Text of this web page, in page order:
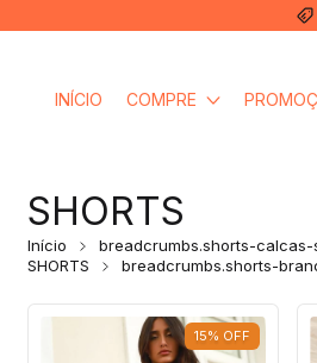
INÍCIO COMPRE
SHORTS
Início
breadcrumbs.shorts-calcas-
SHORTS
breadcrumbs.shorts-
15% OFF